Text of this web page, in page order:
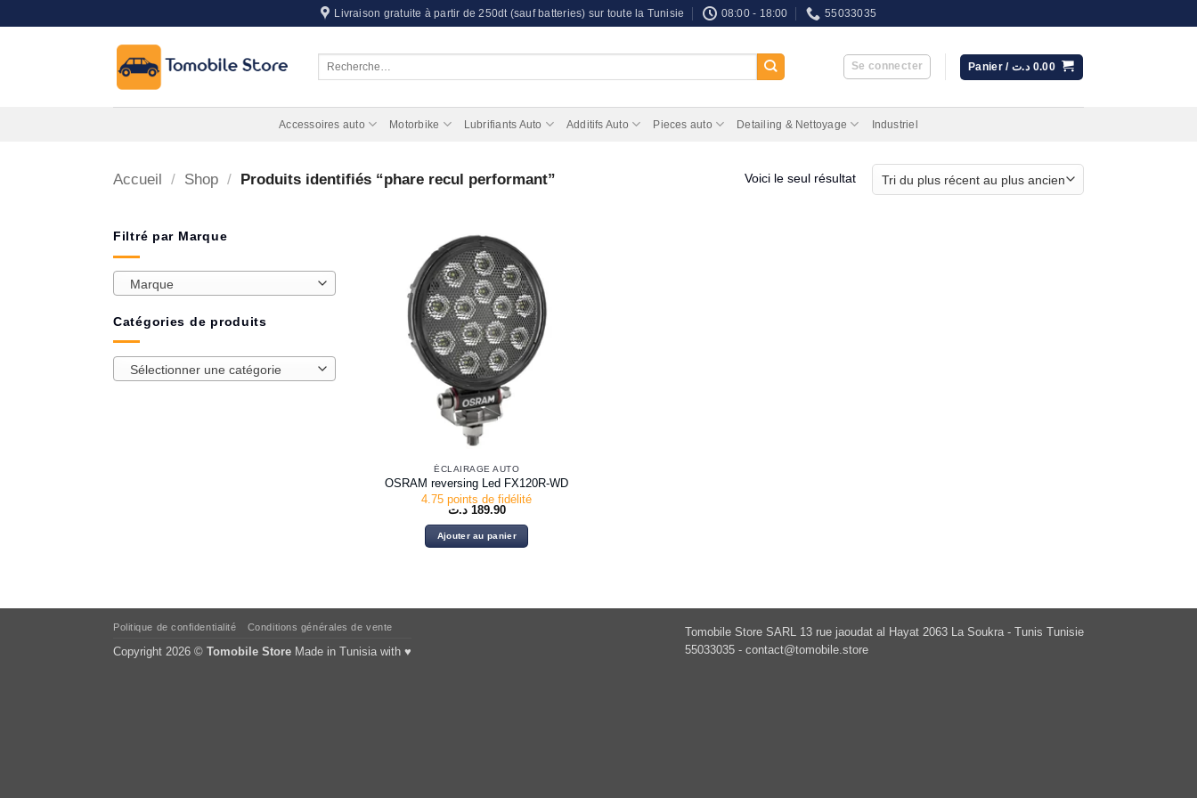
au
Livraison gratuite à partir de 250dt (sauf batteries) sur toute la Tunisie 08:00 - 18:00 55033035
Se connecter Panier / 0.00 د.ت
Accessoires auto Motorbike Lubrifiants Auto Additifs Auto Pieces auto Detailing & Nettoyage Industriel
Accueil / Shop / Produits identifiés “phare recul performant” Voici le seul résultat
Filtré par Marque
Marque
Catégories de produits
Sélectionner une catégorie
ÉCLAIRAGE AUTO
OSRAM reversing Led FX120R-WD
4.75 points de fidélité
189.90 د.ت
Ajouter au panier
Tomobile Store SARL 13 rue jaoudat al Hayat 2063 La Soukra - Tunis Tunisie
55033035 - contact@tomobile.store
Politique de confidentialité Conditions générales de vente
Copyright 2026 © Tomobile Store Made in Tunisia with ♥